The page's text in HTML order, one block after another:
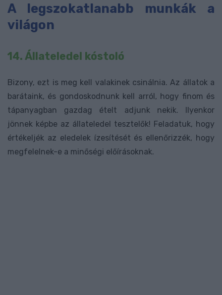
A legszokatlanabb munkák a
világon
14. Állateledel kóstoló
Bizony, ezt is meg kell valakinek csinálnia. Az állatok a
barátaink, és gondoskodnunk kell arról, hogy finom és
tápanyagban gazdag ételt adjunk nekik. Ilyenkor
jönnek képbe az állateledel tesztelők! Feladatuk, hogy
értékeljék az eledelek ízesítését és ellenőrizzék, hogy
megfelelnek-e a minőségi előírásoknak.